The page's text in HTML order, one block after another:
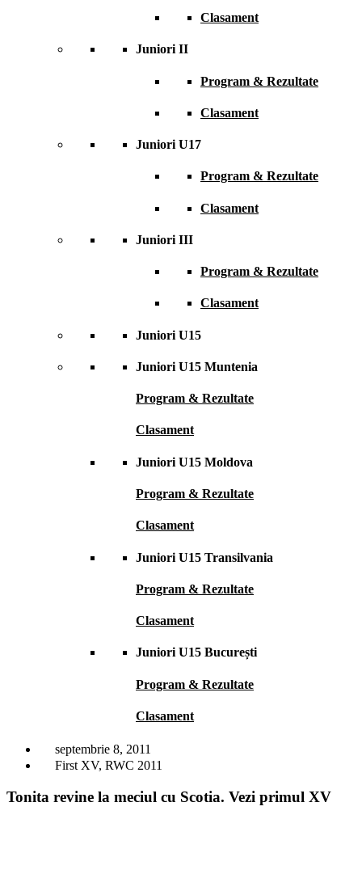
Clasament
Juniori II
Program & Rezultate
Clasament
Juniori U17
Program & Rezultate
Clasament
Juniori III
Program & Rezultate
Clasament
Juniori U15
Juniori U15 Muntenia
Program & Rezultate
Clasament
Juniori U15 Moldova
Program & Rezultate
Clasament
Juniori U15 Transilvania
Program & Rezultate
Clasament
Juniori U15 București
Program & Rezultate
Clasament
septembrie 8, 2011
First XV, RWC 2011
Tonita revine la meciul cu Scotia. Vezi primul XV